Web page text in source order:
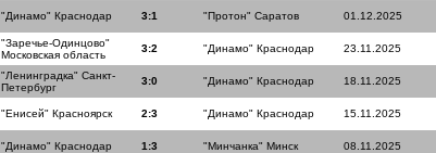
"Динамо" Краснодар 3:1 "Протон" Саратов 01.12.2025
"Заречье-Одинцово"
Московская область
3:2 "Динамо" Краснодар 23.11.2025
"Ленинградка" Санкт-
Петербург
3:0 "Динамо" Краснодар 18.11.2025
"Енисей" Красноярск 2:3 "Динамо" Краснодар 15.11.2025
"Динамо" Краснодар 1:3 "Минчанка" Минск 08.11.2025